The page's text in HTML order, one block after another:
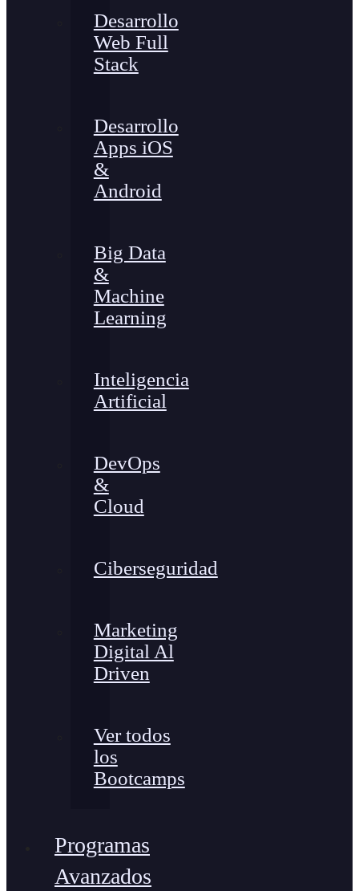
Desarrollo
Web Full
Stack
Desarrollo
Apps iOS
&
Android
Big Data
&
Machine
Learning
Inteligencia
Artificial
DevOps
&
Cloud
Ciberseguridad
Marketing
Digital Al
Driven
Ver todos
los
Bootcamps
Programas
Avanzados